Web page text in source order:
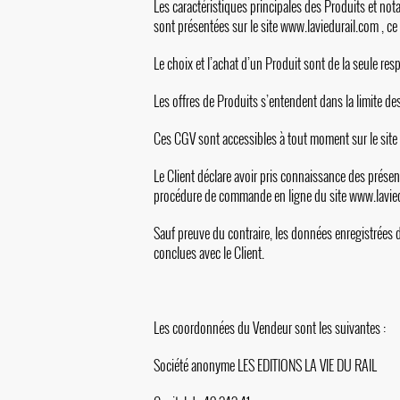
Les caractéristiques principales des Produits et
sont présentées sur le sitewww.laviedurail.com,
Le choix et l’achat d’un Produit sont de la seule
Les offres de Produits s’entendent dans la limite
Ces CGV sont accessibles à tout moment sur le site
Le Client déclare avoir pris connaissance des
procédure de commande en ligne du site
Sauf preuve du contraire, les données
conclues avec le Client.
Les coordonnées du Vendeur sont les suivantes :
Société anonyme LES EDITIONS LA VIE DU RAIL